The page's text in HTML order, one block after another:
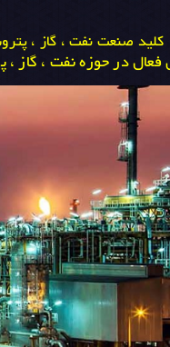
کلید صنعت نفت ، گاز ،
در حوزه نفت ، گاز ،